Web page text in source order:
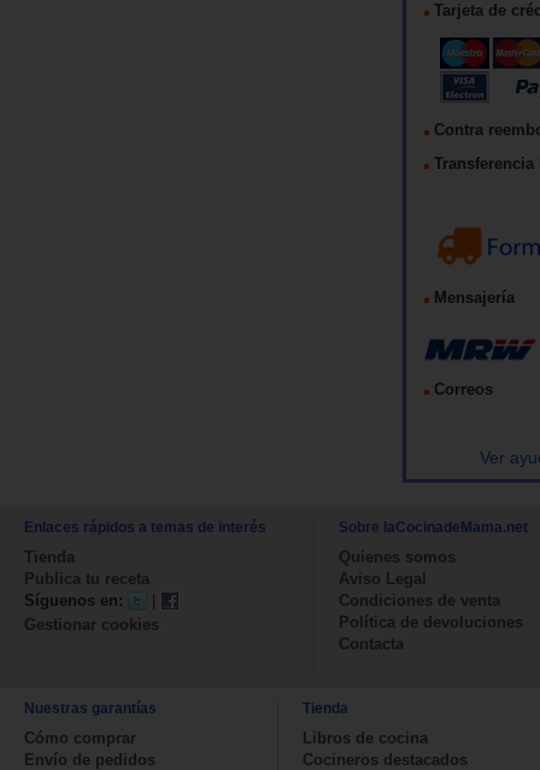
Tarjeta de
Contra
Transferencia
Mensajería
Correos
Ver
Enlaces rápidos a temas de interés
Tienda
Publica tu receta
Síguenos en:
|
Gestionar cookies
Sobre laCocinadeMama.net
Quienes somos
Aviso Legal
Condiciones de venta
Política de devoluciones
Contacta
Nuestras garantías
Cómo comprar
Envío de pedidos
Tienda
Libros de cocina
Cocineros destacados